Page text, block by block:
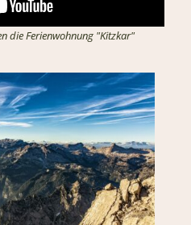
die Ferienwohnung "Kitzkar"